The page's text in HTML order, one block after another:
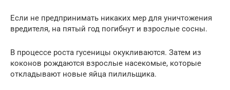
Если не предпринимать никаких мер для уничтожения
вредителя, на пятый год погибнут и взрослые сосны.
В процессе роста гусеницы окукливаются. Затем из
коконов рождаются взрослые насекомые, которые
откладывают новые яйца пилильщика.